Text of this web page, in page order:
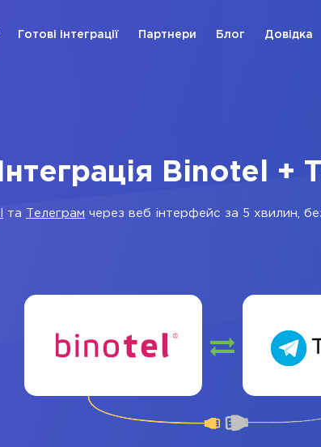
Готові інтеграції Партнери Блог Довідка
Інтеграція Binotel +
та Телеграм через веб інтерфейс за 5 хвилин,